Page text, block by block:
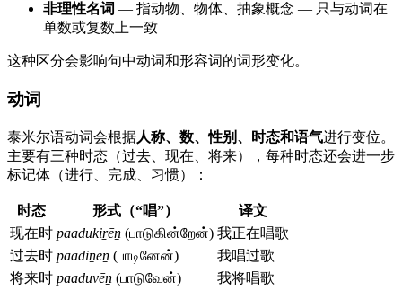
非理性名词 — 指动物、物体、抽象概念 — 只与动词在
单数或复数上一致
这种区分会影响句中动词和形容词的词形变化。
动词
泰米尔语动词会根据人称、数、性别、时态和语气进行变位。
主要有三种时态（过去、现在、将来），每种时态还会进一步
标记体（进行、完成、习惯）：
时态 形式（“唱”）
译文
现在时 paadukiṟēṉ (பாடுகின்றேன்) 我正在唱歌
过去时 paadiṉēṉ (பாடினேன்)
我唱过歌
将来时 paaduvēṉ (பாடுவேன்) 我将唱歌